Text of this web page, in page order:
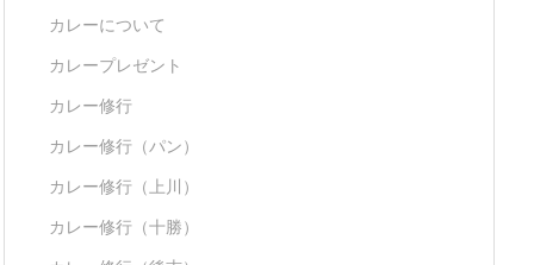
カレーについて
カレープレゼント
カレー修行
カレー修行（パン）
カレー修行（上川）
カレー修行（十勝）